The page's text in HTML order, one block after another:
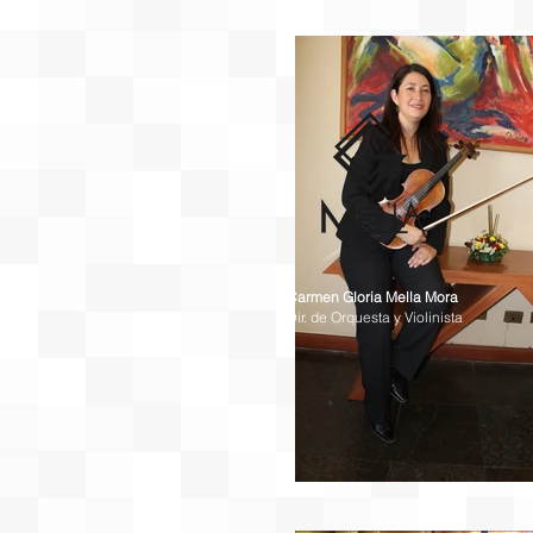
Carmen Gloria Mella Mora
Dir. de Orquesta y Violinista